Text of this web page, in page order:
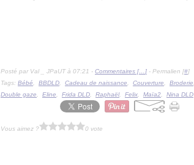
Posté par Val _ JPaUT à 07:21 - Commentaires [… ] - Permalien [#]
Tags: Bébé BBDLD Cadeau de naissance Couverture Broderie
Double gaze
Eline Frida DLD Raphaël, Felix Maïa2 Nina DLD
Vous aimez ? 0 vote